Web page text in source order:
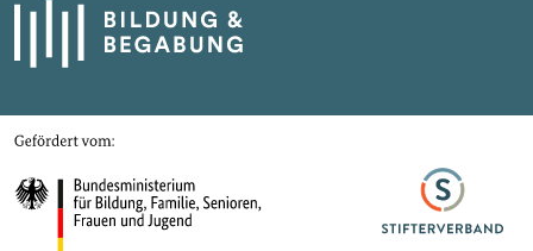
Bildung und Begabung
Gefördert von
Bundesministerium für Bildung, Familie, Senioren, Frauen und Jugend
Stifterverband